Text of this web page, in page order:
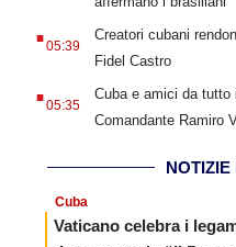
.05:39
Creatori cubani
Fidel Castro
.05:35
Cuba e amici da tutto
Comandante Ramiro
Cuba
Vaticano celebra i